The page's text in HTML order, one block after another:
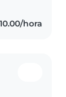
hora